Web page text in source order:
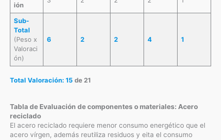
ión
Sub-
Total
(Peso x
Valoraci
ón)
6 2 2 4 1
Total Valoración: 15 de 21
Tabla de Evaluación de componentes o materiales: Acero
reciclado
El acero reciclado requiere menor consumo energético que el
acero vírgen, además reutiliza residuos y eita el consumo